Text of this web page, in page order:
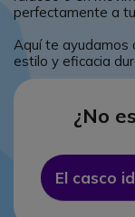
perfectamente a
Aquí te ayudamos
estilo y eficacia
¿No
El casco